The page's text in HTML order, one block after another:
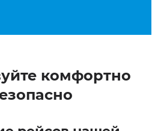
комфортно